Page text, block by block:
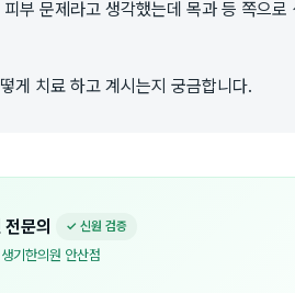
부 문제라고 생각했는데 목과 등 쪽으
게 치료 하고 계시는지 궁금합니다.
전문의 ✓ 신원 검증
생기한의원 안산점